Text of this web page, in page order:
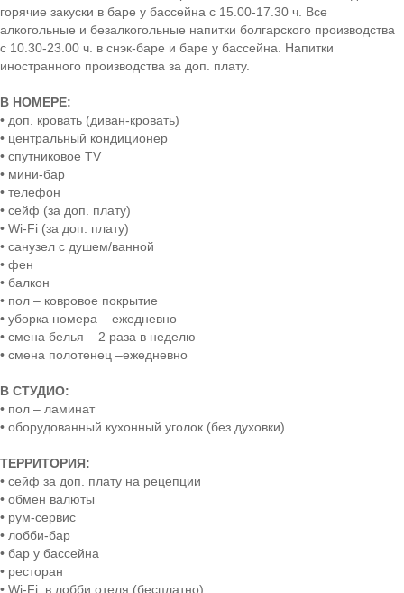
горячие закуски в баре у бассейна с 15.00-17.30 ч. Все
алкогольные и безалкогольные напитки болгарского производства
с 10.30-23.00 ч. в снэк-баре и баре у бассейна. Напитки
иностранного производства за доп. плату.
В НОМЕРЕ:
• доп. кровать (диван-кровать)
• центральный кондиционер
• спутниковое TV
• мини-бар
• телефон
• сейф (за доп. плату)
• Wi-Fi (за доп. плату)
• санузел с душем/ванной
• фен
• балкон
• пол – ковровое покрытие
• уборка номера – ежедневно
• смена белья – 2 раза в неделю
• смена полотенец –ежедневно
В СТУДИО:
• пол – ламинат
• оборудованный кухонный уголок (без духовки)
ТЕРРИТОРИЯ:
• сейф за доп. плату на рецепции
• обмен валюты
• рум-сервис
• лобби-бар
• бар у бассейна
• ресторан
• Wi-Fi в лобби отеля (бесплатно)